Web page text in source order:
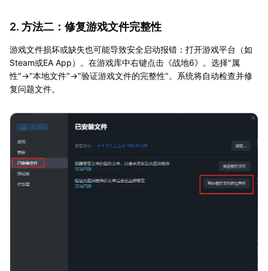
2. 方法二：修复游戏文件完整性
游戏文件损坏或缺失也可能导致安全启动报错：打开游戏平台（如
Steam或EA App）。在游戏库中右键点击《战地6》。选择"属
性"→"本地文件"→"验证游戏文件的完整性"。系统将自动检查并修
复问题文件。